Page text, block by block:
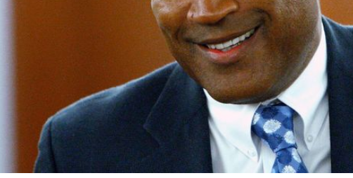
Jobs
App runterladen
Team
Redaktionelle Richtlinien
Impressum
Datenschutzerklärung